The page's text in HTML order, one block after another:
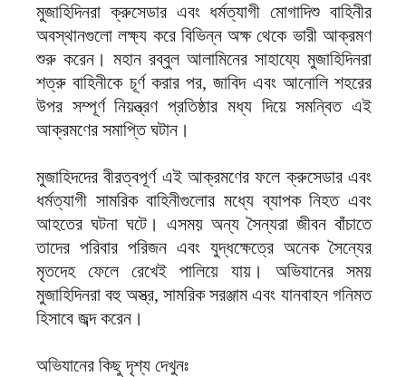
মুজাহিদিনরা ক্রুসেডার এবং ধর্মত্যাগী মোগাদিশু বাহিনীর
অবস্থানগুলো লক্ষ্য করে বিভিন্ন অক্ষ থেকে ভারী আক্রমণ
শুরু করেন। মহান রব্বুল আলামিনের সাহায্যে মুজাহিদিনরা
শত্রু বাহিনীকে চূর্ণ করার পর, জাবিদ এবং আনোলি শহরের
উপর সম্পূর্ণ নিয়ন্ত্রণ প্রতিষ্ঠার মধ্য দিয়ে সমন্বিত এই
আক্রমণের সমাপ্তি ঘটান।
মুজাহিদদের বীরত্বপূর্ণ এই আক্রমণের ফলে ক্রুসেডার এবং
ধর্মত্যাগী সামরিক বাহিনীগুলোর মধ্যে ব্যাপক নিহত এবং
আহতের ঘটনা ঘটে। এসময় অন্য সৈন্যরা জীবন বাঁচাতে
তাদের পরিবার পরিজন এবং যুদ্ধক্ষেত্রে অনেক সৈন্যের
মৃতদেহ ফেলে রেখেই পালিয়ে যায়। অভিযানের সময়
মুজাহিদিনরা বহু অস্ত্র, সামরিক সরঞ্জাম এবং যানবাহন গনিমত
হিসাবে জব্দ করেন।
অভিযানের কিছু দৃশ্য দেখুনঃ